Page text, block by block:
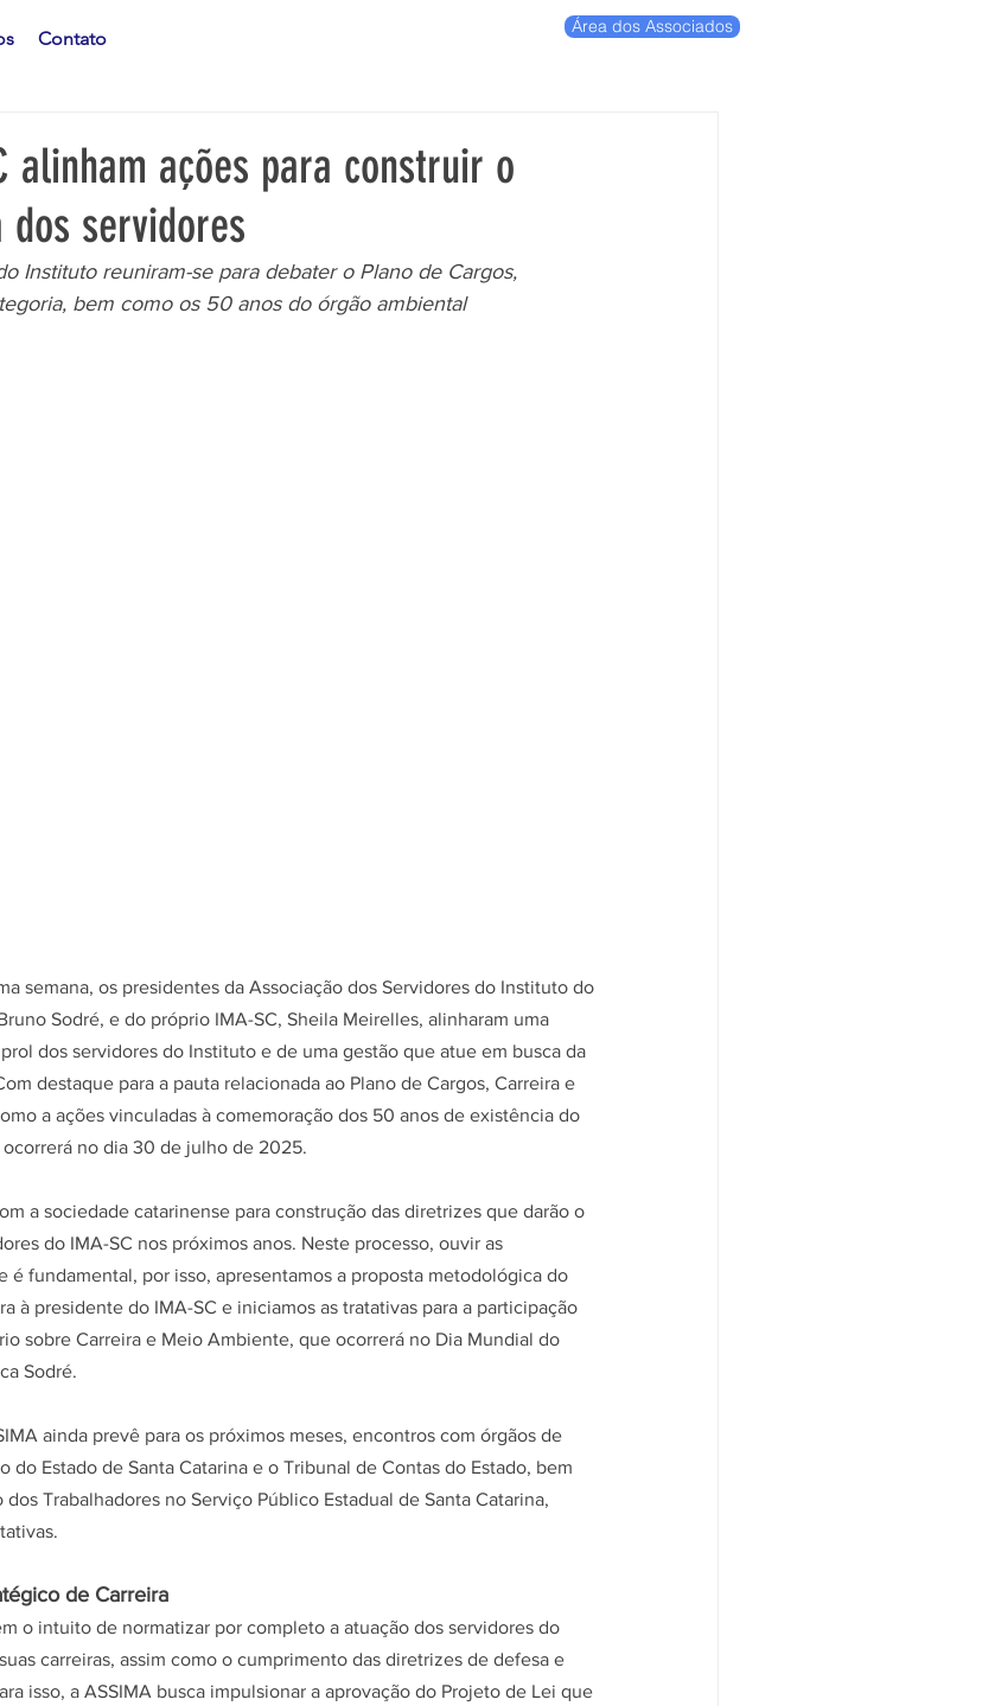
Contato
Área dos Associados
alinham ações para construir o
servidores
Instituto reuniram-se para debater o Plano de Cargos,
bem como os 50 anos do órgão ambiental
semana, os presidentes da Associação dos Servidores do Instituto do
Sodré, e do próprio IMA-SC, Sheila Meirelles, alinharam uma
dos servidores do Instituto e de uma gestão que atue em busca da
destaque para a pauta relacionada ao Plano de Cargos, Carreira e
a ações vinculadas à comemoração dos 50 anos de existência do
no dia 30 de julho de 2025.
a sociedade catarinense para construção das diretrizes que darão o
do IMA-SC nos próximos anos. Neste processo, ouvir as
é fundamental, por isso, apresentamos a proposta metodológica do
à presidente do IMA-SC e iniciamos as tratativas para a participação
sobre Carreira e Meio Ambiente, que ocorrerá no Dia Mundial do
Sodré.
ainda prevê para os próximos meses, encontros com órgãos de
Estado de Santa Catarina e o Tribunal de Contas do Estado, bem
dos Trabalhadores no Serviço Público Estadual de Santa Catarina,
de Carreira
o intuito de normatizar por completo a atuação dos servidores do
carreiras, assim como o cumprimento das diretrizes de defesa e
isso, a ASSIMA busca impulsionar a aprovação do Projeto de Lei que